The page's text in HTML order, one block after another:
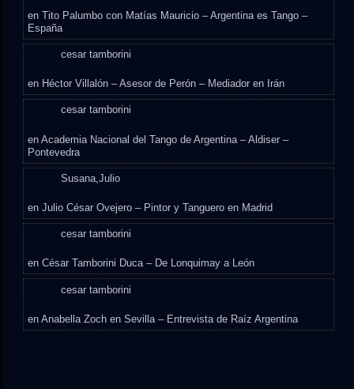
enTito Palumbo con Matías Mauricio – Argentina es Tango –
España
cesar tamborini
en Héctor Villalón – Asesor de Perón – Mediador en Irán
cesar tamborini
enAcademia Nacional del Tango de Argentina – Aldiser –
Pontevedra
Susana,Julio
enJulio César Ovejero – Pintor y Tanguero en Madrid
cesar tamborini
enCésar Tamborini Duca – De Lonquimay a León
cesar tamborini
enAnabella Zoch en Sevilla – Entrevista de Raíz Argentina